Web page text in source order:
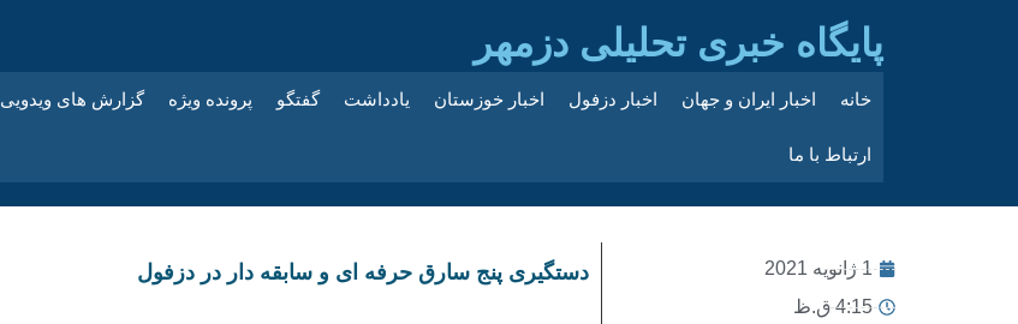
پایگاه خبری تحلیلی دزمهر
خانه اخبار ایران و جهان اخبار دزفول اخبار خوزستان یادداشت گفتگو پرونده ویژه گزارش های ویدویی
ارتباط با ما
1 ژانویه 2021
4:15 ق.ظ
دستگیری پنج سارق حرفه ای و سابقه دار در دزفول